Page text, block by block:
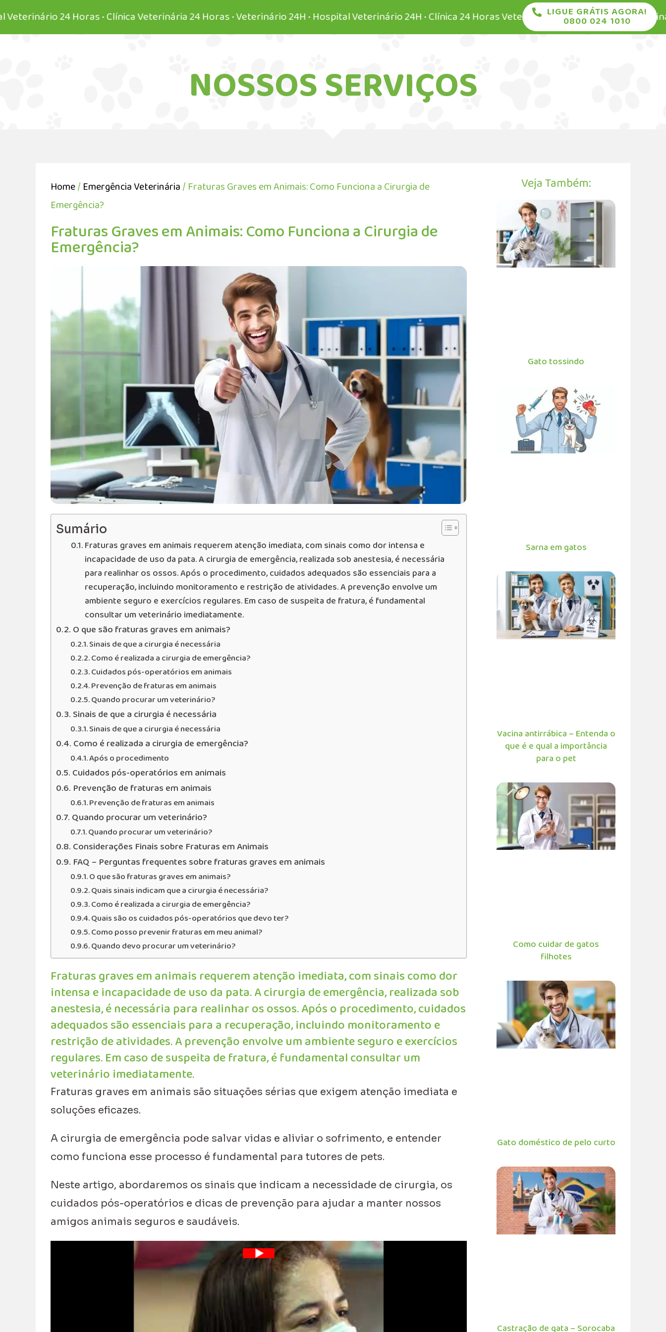
24 Horas • Clínica Veterinária 24 Horas • Veterinário 24H • Hospital Veterinário 24H • Clínica 24 Horas Veterinária • Pronto Socorro Veterinário
LIGUE GRÁTIS AGORA!
0800 024 1010
NOSSOS SERVIÇOS
Home/ Emergência Veterinária/ Fraturas Graves em Animais: Como Funciona a Cirurgia de
Emergência?
Fraturas Graves em Animais: Como Funciona a Cirurgia de
Emergência?
Sumário
Fraturas graves em animais requerem atenção imediata, com sinais como dor intensa e
incapacidade de uso da pata. A cirurgia de emergência, realizada sob anestesia, é necessária
para realinhar os ossos. Após o procedimento, cuidados adequados são essenciais para a
recuperação, incluindo monitoramento e restrição de atividades. A prevenção envolve um
ambiente seguro e exercícios regulares. Em caso de suspeita de fratura, é fundamental
consultar um veterinário imediatamente.
O que são fraturas graves em animais?
Sinais de que a cirurgia é necessária
Como é realizada a cirurgia de emergência?
Cuidados pós-operatórios em animais
Prevenção de fraturas em animais
Quando procurar um veterinário?
Sinais de que a cirurgia é necessária
Sinais de que a cirurgia é necessária
Como é realizada a cirurgia de emergência?
Após o procedimento
Cuidados pós-operatórios em animais
Prevenção de fraturas em animais
Prevenção de fraturas em animais
Quando procurar um veterinário?
Quando procurar um veterinário?
Considerações Finais sobre Fraturas em Animais
FAQ – Perguntas frequentes sobre fraturas graves em animais
O que são fraturas graves em animais?
Quais sinais indicam que a cirurgia é necessária?
Como é realizada a cirurgia de emergência?
Quais são os cuidados pós-operatórios que devo ter?
Como posso prevenir fraturas em meu animal?
Quando devo procurar um veterinário?
Fraturas graves em animais requerem atenção imediata, com sinais como dor
intensa e incapacidade de uso da pata. A cirurgia de emergência, realizada sob
anestesia, é necessária para realinhar os ossos. Após o procedimento, cuidados
adequados são essenciais para a recuperação, incluindo monitoramento e
restrição de atividades. A prevenção envolve um ambiente seguro e exercícios
regulares. Em caso de suspeita de fratura, é fundamental consultar um
veterinário imediatamente.
Fraturas graves em animais são situações sérias que exigem atenção imediata e
soluções eficazes.
A cirurgia de emergência pode salvar vidas e aliviar o sofrimento, e entender
como funciona esse processo é fundamental para tutores de pets.
Neste artigo, abordaremos os sinais que indicam a necessidade de cirurgia, os
cuidados pós-operatórios e dicas de prevenção para ajudar a manter nossos
amigos animais seguros e saudáveis.
Veja Também:
Gato tossindo
Sarna em gatos
Vacina antirrábica – Entenda o
que é e qual a importância
para o pet
Como cuidar de gatos
filhotes
Gato doméstico de pelo curto
Castração de gata – Sorocaba